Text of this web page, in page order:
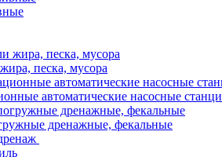
песка, мусора
автоматические насосные
дренажные, фекальные